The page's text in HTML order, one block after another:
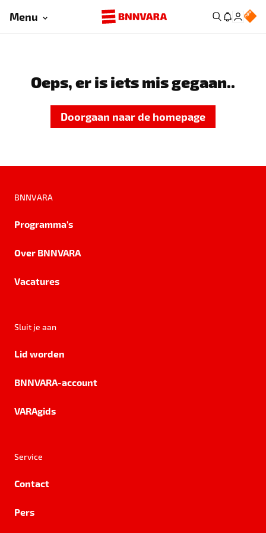
Menu
Oeps, er is iets mis gegaan..
Doorgaan naar de homepage
BNNVARA
Programma's
Over BNNVARA
Vacatures
Sluit je aan
Lid worden
BNNVARA-account
VARAgids
Service
Contact
Pers